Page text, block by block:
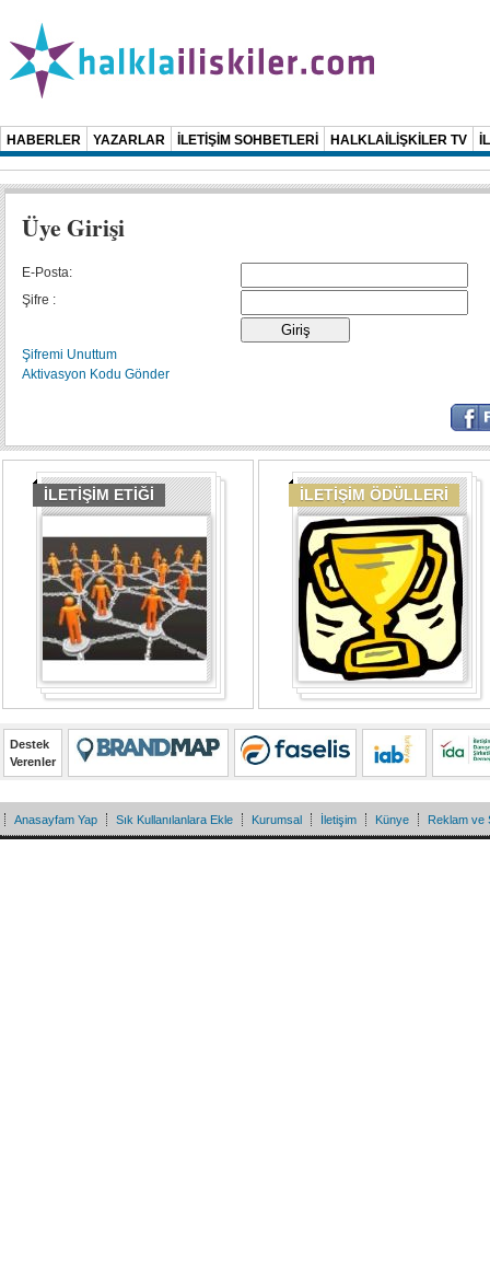
HABERLER YAZARLAR İLETİŞİM SOHBETLERİ HALKLAİLİŞKİLER TV
Üye Girişi
E-Posta:
Şifre :
Şifremi Unuttum
Aktivasyon Kodu Gönder
İLETİŞİM ETİĞİ İLETİŞİM ÖDÜLLERİ
Destek
Verenler
Anasayfam Yap Sık Kullanılanlara Ekle Kurumsal İletişim Künye Reklam ve